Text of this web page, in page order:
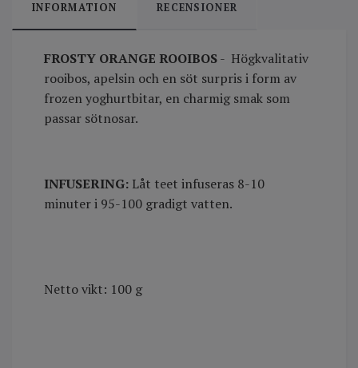
INFORMATION RECENSIONER
FROSTY ORANGE ROOIBOS- Högkvalitativ
rooibos, apelsin och en söt surpris i form av
frozen yoghurtbitar, en charmig smak som
passar sötnosar.
INFUSERING: Låt teet infuseras 8-10
minuter i 95-100 gradigt vatten.
Netto vikt: 100 g